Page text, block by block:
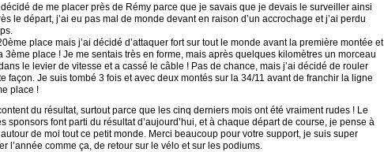
décidé de me placer près de Rémy parce que je savais que je devais le surveiller ainsi
le départ, j’ai eu pas mal de monde devant en raison d’un accrochage et j’ai perdu
place mais j’ai décidé d’attaquer fort sur tout le monde avant la première montée et
3ème place ! Je me sentais très en forme, mais après quelques kilomètres un morceau
le levier de vitesse et a cassé le câble ! Pas de chance, mais j’ai décidé de rouler
façon. Je suis tombé 3 fois et avec deux montés sur la 34/11 avant de franchir la ligne
place !
du résultat, surtout parce que les cinq derniers mois ont été vraiment rudes ! Le
sponsors font parti du résultat d’aujourd’hui, et à chaque départ de course, je pense à
de moi tout ce petit monde. Merci beaucoup pour votre support, je suis super
l’année comme ça, de retour sur le vélo et sur les podiums.